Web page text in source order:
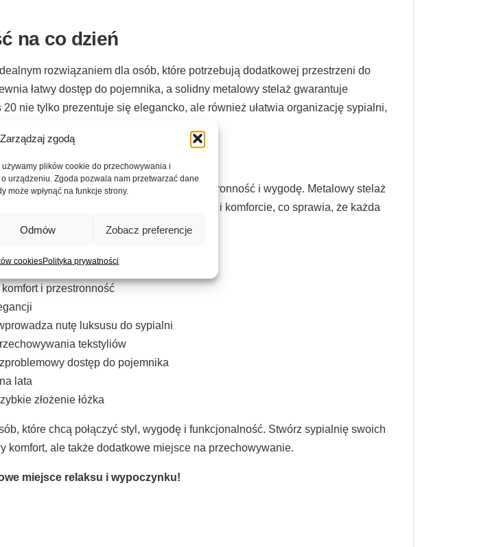
Zarządzaj zgodą
plików cookie do przechowywania i
urządzeniu. Zgoda pozwala nam przetwarzać dane
może wpłynąć na funkcje strony.
Odmów Zobacz preferencje
cookiesPolityka prywatności
na co dzień
rozwiązaniem dla osób, które potrzebują dodatkowej przestrzeni do
łatwy dostęp do pojemnika, a solidny metalowy stelaż gwarantuje
nie tylko prezentuje się elegancko, ale również ułatwia organizację sypialni,
snu
wybór dla par, które cenią sobie przestronność i wygodę. Metalowy stelaż
zaprojektowane z myślą o trwałości i komforcie, co sprawia, że każda
Koleos 20:
i przestronność
nutę luksusu do sypialni
tekstyliów
dostęp do pojemnika
lata
złożenie łóżka
które chcą połączyć styl, wygodę i funkcjonalność. Stwórz sypialnię swoich
ale także dodatkowe miejsce na przechowywanie.
miejsce relaksu i wypoczynku!